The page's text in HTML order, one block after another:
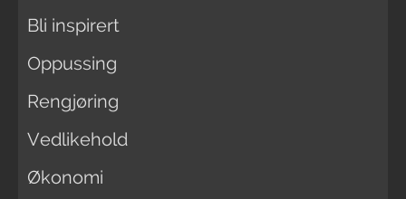
Bli inspirert
Oppussing
Rengjøring
Vedlikehold
Økonomi